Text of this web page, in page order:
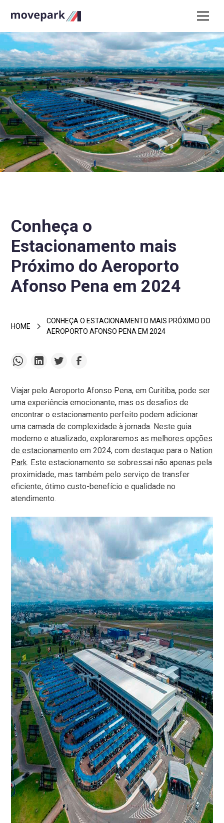
Conheça o
Estacionamento mais
Próximo do Aeroporto
Afonso Pena em 2024
HOME
CONHEÇA O ESTACIONAMENTO MAIS PRÓXIMO DO
AEROPORTO AFONSO PENA EM 2024
Viajar pelo Aeroporto Afonso Pena, em Curitiba, pode ser
uma experiência emocionante, mas os desafios de
encontrar o estacionamento perfeito podem adicionar
uma camada de complexidade à jornada. Neste guia
moderno e atualizado, exploraremos asmelhores opções
de estacionamento em 2024, com destaque para o Nation
Park. Este estacionamento se sobressai não apenas pela
proximidade, mas também pelo serviço de transfer
eficiente, ótimo custo-benefício e qualidade no
atendimento.